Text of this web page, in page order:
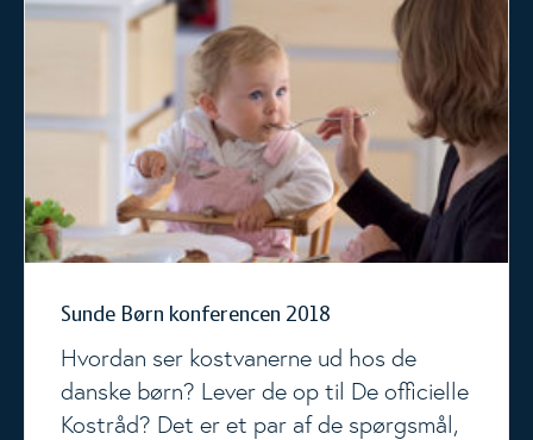
Sunde Børn konferencen 2018
Hvordan ser kostvanerne ud hos de
danske børn? Lever de op til De officielle
Kostråd? Det er et par af de spørgsmål,